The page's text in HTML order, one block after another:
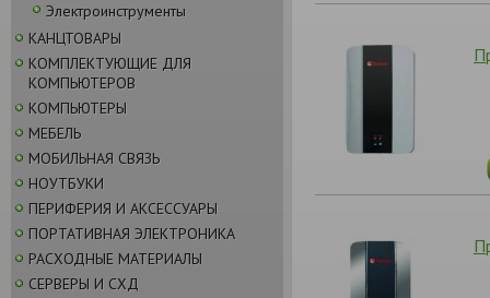
Электроинструменты
КАНЦТОВАРЫ
КОМПЛЕКТУЮЩИЕ ДЛЯ
КОМПЬЮТЕРОВ
КОМПЬЮТЕРЫ
МЕБЕЛЬ
МОБИЛЬНАЯ СВЯЗЬ
НОУТБУКИ
ПЕРИФЕРИЯ И АКСЕССУАРЫ
ПОРТАТИВНАЯ ЭЛЕКТРОНИКА
РАСХОДНЫЕ МАТЕРИАЛЫ
СЕРВЕРЫ И СХД